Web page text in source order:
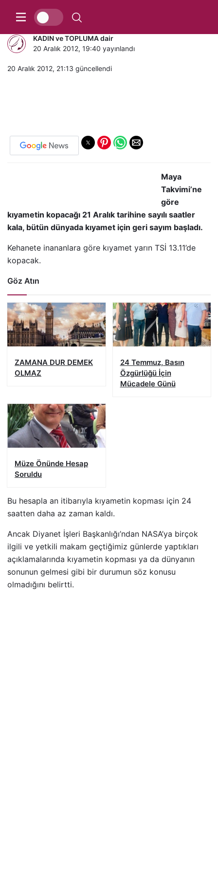
Kıyamet saati belli oldu !
KADIN ve TOPLUMA dair
20 Aralık 2012, 19:40 yayınlandı
20 Aralık 2012, 21:13 güncellendi
Maya
Takvimi’ne
göre
kıyametin kopacağı 21 Aralık tarihine sayılı saatler
kala, bütün dünyada kıyamet için geri sayım başladı.
Kehanete inananlara göre kıyamet yarın TSİ 13.11’de
kopacak.
Göz Atın
ZAMANA DUR DEMEK
OLMAZ
24 Temmuz, Basın
Özgürlüğü İçin
Mücadele Günü
Müze Önünde Hesap
Soruldu
Bu hesapla an itibarıyla kıyametin kopması için 24
saatten daha az zaman kaldı.
Ancak Diyanet İşleri Başkanlığı’ndan NASA’ya birçok
ilgili ve yetkili makam geçtiğimiz günlerde yaptıkları
açıklamalarında kıyametin kopması ya da dünyanın
sonunun gelmesi gibi bir durumun söz konusu
olmadığını belirtti.